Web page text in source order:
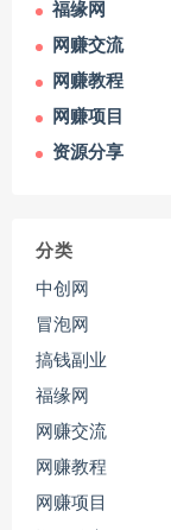
福缘网
网赚交流
网赚教程
网赚项目
资源分享
分类
中创网
冒泡网
搞钱副业
福缘网
网赚交流
网赚教程
网赚项目